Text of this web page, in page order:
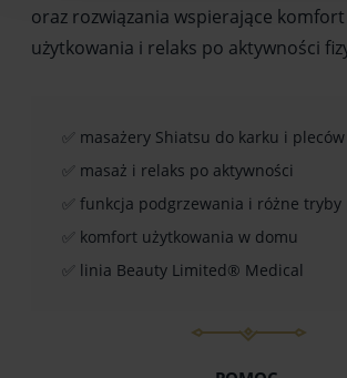
oraz rozwiązania wspierające
użytkowania i relaks po aktywności
✅ masażery Shiatsu do karku i pleców
✅ masaż i relaks po aktywności
✅ funkcja podgrzewania i różne tryby
✅ komfort użytkowania w domu
✅ linia Beauty Limited® Medical